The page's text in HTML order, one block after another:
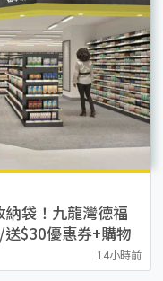
袋！九龍灣德福
$30優惠券+購物
14小時前